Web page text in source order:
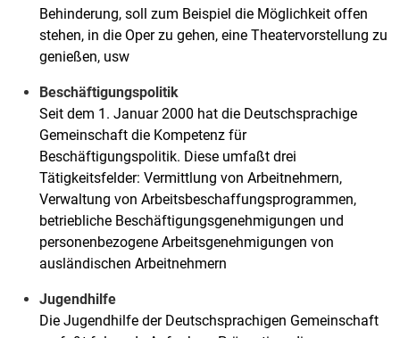
Behinderung, soll zum Beispiel die Möglichkeit offen
stehen, in die Oper zu gehen, eine Theatervorstellung zu
genießen, usw
Beschäftigungspolitik
Seit dem 1. Januar 2000 hat die Deutschsprachige
Gemeinschaft die Kompetenz für
Beschäftigungspolitik. Diese umfaßt drei
Tätigkeitsfelder: Vermittlung von Arbeitnehmern,
Verwaltung von Arbeitsbeschaffungsprogrammen,
betriebliche Beschäftigungsgenehmigungen und
personenbezogene Arbeitsgenehmigungen von
ausländischen Arbeitnehmern
Jugendhilfe
Die Jugendhilfe der Deutschsprachigen Gemeinschaft